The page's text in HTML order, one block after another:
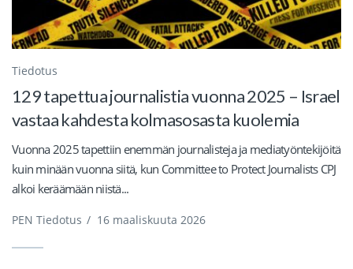
Tiedotus
129 tapettua journalistia vuonna 2025 – Israel
vastaa kahdesta kolmasosasta kuolemia
Vuonna 2025 tapettiin enemmän journalisteja ja mediatyöntekijöitä
kuin minään vuonna siitä, kun Committee to Protect Journalists CPJ
alkoi keräämään niistä...
PEN Tiedotus / 16 maaliskuuta 2026